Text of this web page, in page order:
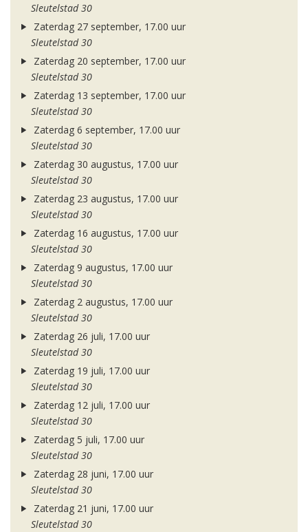
Sleutelstad 30
Zaterdag 27 september, 17.00 uur
Sleutelstad 30
Zaterdag 20 september, 17.00 uur
Sleutelstad 30
Zaterdag 13 september, 17.00 uur
Sleutelstad 30
Zaterdag 6 september, 17.00 uur
Sleutelstad 30
Zaterdag 30 augustus, 17.00 uur
Sleutelstad 30
Zaterdag 23 augustus, 17.00 uur
Sleutelstad 30
Zaterdag 16 augustus, 17.00 uur
Sleutelstad 30
Zaterdag 9 augustus, 17.00 uur
Sleutelstad 30
Zaterdag 2 augustus, 17.00 uur
Sleutelstad 30
Zaterdag 26 juli, 17.00 uur
Sleutelstad 30
Zaterdag 19 juli, 17.00 uur
Sleutelstad 30
Zaterdag 12 juli, 17.00 uur
Sleutelstad 30
Zaterdag 5 juli, 17.00 uur
Sleutelstad 30
Zaterdag 28 juni, 17.00 uur
Sleutelstad 30
Zaterdag 21 juni, 17.00 uur
Sleutelstad 30